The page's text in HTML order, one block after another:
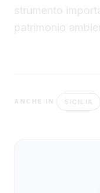
strumento
patrimonio
ANCHE IN SICILIA